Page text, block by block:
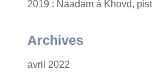
2019 : Naadam à Khovd,
Archives
avril 2022